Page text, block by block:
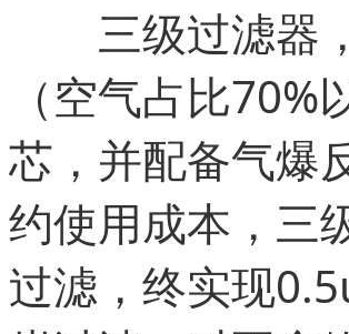
三级过滤器，
（空气占比
芯，并配备气爆
约使用成本，三
过滤，终实现